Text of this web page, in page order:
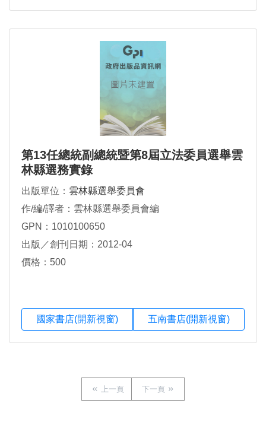
第13任總統副總統暨第8屆立法委員選舉雲
林縣選務實錄
出版單位： 雲林縣選舉委員會
作/編/譯者：雲林縣選舉委員會編
GPN：1010100650
出版／創刊日期：2012-04
價格：500
國家書店(開新視窗) 五南書店(開新視窗)
上一頁 下一頁